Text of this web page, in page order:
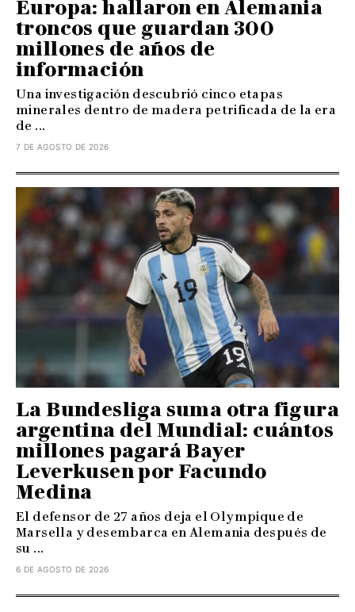
Europa: hallaron en Alemania
troncos que guardan 300
millones de años de
información
Una investigación descubrió cinco etapas
minerales dentro de madera petrificada de la era
de ...
7 DE AGOSTO DE 2026
La Bundesliga suma otra figura
argentina del Mundial: cuántos
millones pagará Bayer
Leverkusen por Facundo
Medina
El defensor de 27 años deja el Olympique de
Marsella y desembarca en Alemania después de
su ...
6 DE AGOSTO DE 2026